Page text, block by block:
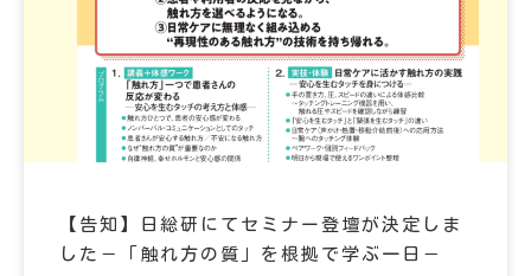
【告知】日総研にてセミナー登壇が決定しま
した－「触れ方の質」を根拠で学ぶ一日－